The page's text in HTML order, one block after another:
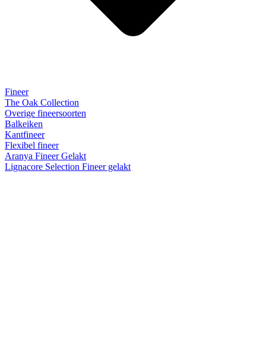
Fineer
The Oak Collection
Overige fineersoorten
Balkeiken
Kantfineer
Flexibel fineer
Aranya Fineer Gelakt
Lignacore Selection Fineer gelakt